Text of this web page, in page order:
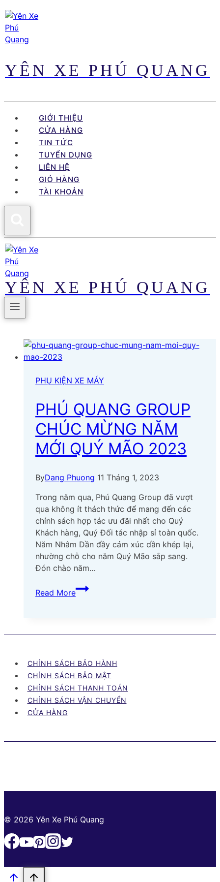
Skip
content
YÊN XE PHÚ QUANG
GIỚI THIỆU
CỬA HÀNG
TIN TỨC
TUYỂN DỤNG
LIÊN HỆ
GIỎ HÀNG
TÀI KHOẢN
YÊN XE PHÚ QUANG
PHỤ KIỆN XE MÁY
PHÚ QUANG GROUP
CHÚC MỪNG NĂM
MỚI QUÝ MÃO 2023
ByDang Phuong 11 Tháng 1, 2023
Trong năm qua, Phú Quang Group đã vượt
qua không ít thách thức để mang đến các
chính sách hợp tác ưu đãi nhất cho Quý
Khách hàng, Quý Đối tác nhập sỉ toàn quốc.
Năm Nhâm Dần đầy cảm xúc dần khép lại,
nhường chỗ cho năm Quý Mão sắp sang.
Đón chào năm…
Read More
PHÚ
QUANG
MỪNG
MỚI
QUÝ
MÃO
2023
CHÍNH SÁCH BẢO HÀNH
CHÍNH SÁCH BẢO MẬT
CHÍNH SÁCH THANH TOÁN
CHÍNH SÁCH VẬN CHUYỂN
CỬA HÀNG
© 2026 Yên Xe Phú Quang